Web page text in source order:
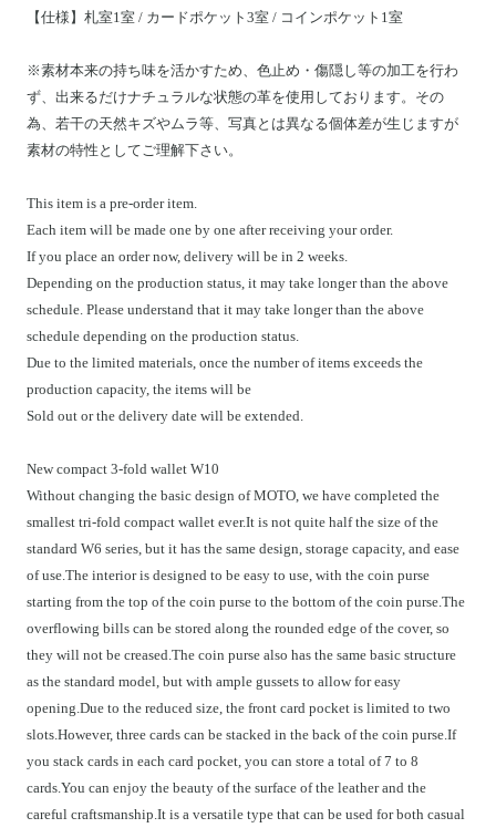
【仕様】札室1室 / カードポケット3室 / コインポケット1室
※素材本来の持ち味を活かすため、色止め・傷隠し等の加工を行わ
ず、出来るだけナチュラルな状態の革を使用しております。その
為、若干の天然キズやムラ等、写真とは異なる個体差が生じますが
素材の特性としてご理解下さい。
This item is a pre-order item.
Each item will be made one by one after receiving your order.
If you place an order now, delivery will be in 2 weeks.
Depending on the production status, it may take longer than the above
schedule. Please understand that it may take longer than the above
schedule depending on the production status.
Due to the limited materials, once the number of items exceeds the
production capacity, the items will be
Sold out or the delivery date will be extended.
New compact 3-fold wallet W10
Without changing the basic design of MOTO, we have completed the
smallest tri-fold compact wallet ever.It is not quite half the size of the
standard W6 series, but it has the same design, storage capacity, and ease
of use.The interior is designed to be easy to use, with the coin purse
starting from the top of the coin purse to the bottom of the coin purse.The
overflowing bills can be stored along the rounded edge of the cover, so
they will not be creased.The coin purse also has the same basic structure
as the standard model, but with ample gussets to allow for easy
opening.Due to the reduced size, the front card pocket is limited to two
slots.However, three cards can be stacked in the back of the coin purse.If
you stack cards in each card pocket, you can store a total of 7 to 8
cards.You can enjoy the beauty of the surface of the leather and the
careful craftsmanship.It is a versatile type that can be used for both casual